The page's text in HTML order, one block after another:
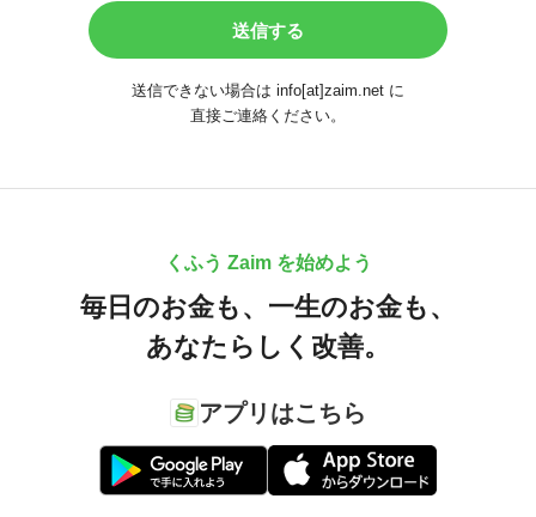
送信できない場合は info[at]zaim.net に
直接ご連絡ください。
くふう Zaim を始めよう
毎日のお金も、 一生のお金も、
あなたらしく改善。
アプリはこちら